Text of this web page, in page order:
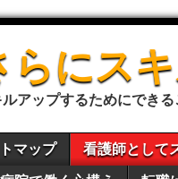
らにス
ルアップするためにできる
マップ 看護師として